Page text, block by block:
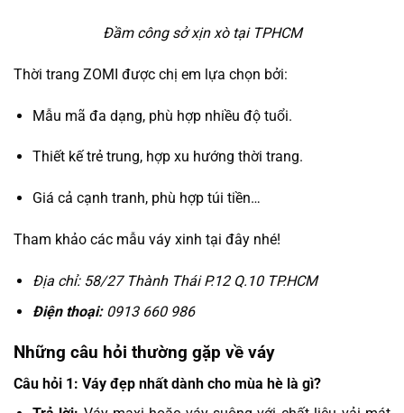
Đầm công sở xịn xò tại TPHCM
Thời trang ZOMI được chị em lựa chọn bởi:
Mẫu mã đa dạng, phù hợp nhiều độ tuổi.
Thiết kế trẻ trung, hợp xu hướng thời trang.
Giá cả cạnh tranh, phù hợp túi tiền…
Tham khảo các mẫu váy xinh tại đây nhé!
Địa chỉ: 58/27 Thành Thái P.12 Q.10 TP.HCM
Điện thoại:0913 660 986
Những câu hỏi thường gặp về váy
Câu hỏi 1: Váy đẹp nhất dành cho mùa hè là gì?